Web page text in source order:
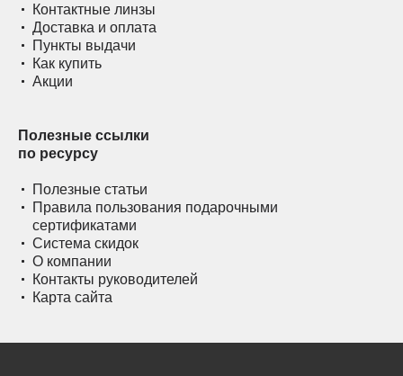
Контактные линзы
Доставка и оплата
Пункты выдачи
Как купить
Акции
Полезные ссылки
по ресурсу
Полезные статьи
Правила пользования подарочными
сертификатами
Система скидок
О компании
Контакты руководителей
Карта сайта